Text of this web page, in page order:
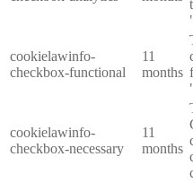
cookielawinfo-
checkbox-functional
11
months
cookielawinfo-
checkbox-necessary
11
months